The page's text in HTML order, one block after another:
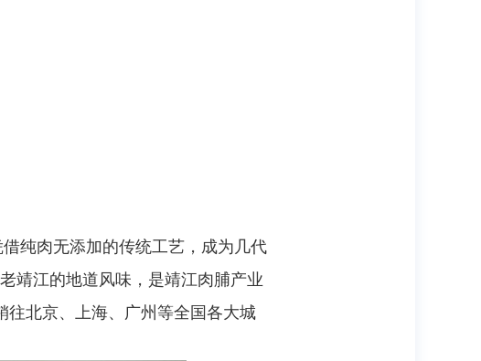
纯肉无添加的传统工艺，成为几代
靖江的地道风味，是靖江肉脯产业
往北京、上海、广州等全国各大城